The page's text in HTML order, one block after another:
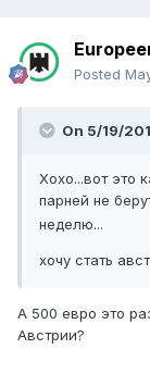
Posted
On 5/19/
Хохо...вот это
парней не
неделю...
хочу стать
А 500 евро это
Австрии?